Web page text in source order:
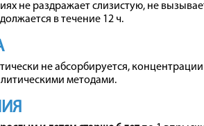
не раздражает слизистую, не
в течение 12 ч.
не абсорбируется,
методами.